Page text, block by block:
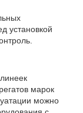
установкой
марок
можно